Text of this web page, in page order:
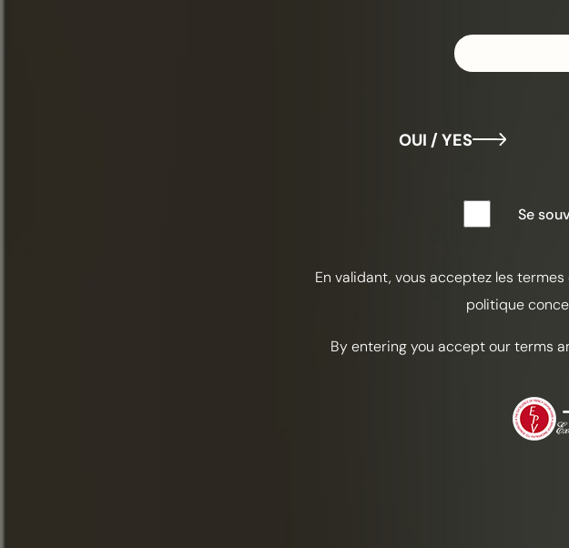
OUI / YES
Se
En validant, vous acceptez les
politique
By entering you accept our terms